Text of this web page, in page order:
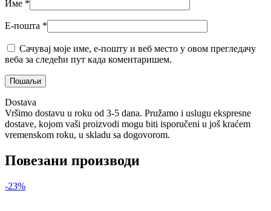
Име *
Е-пошта *
Сачувај моје име, е-пошту и веб место у овом прегледачу
веба за следећи пут када коментаришем.
Dostava
Vršimo dostavu u roku od 3-5 dana. Pružamo i uslugu ekspresne
dostave, kojom vaši proizvodi mogu biti isporučeni u još kraćem
vremenskom roku, u skladu sa dogovorom.
Повезани производи
-23%